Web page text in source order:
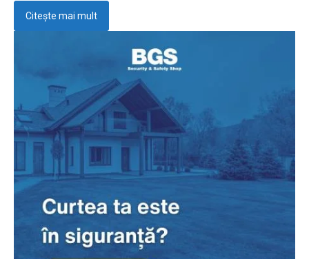
Citește mai mult